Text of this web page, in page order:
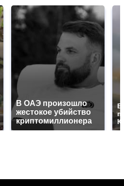
В ОАЭ произошло
жестокое убийство
криптомиллионера